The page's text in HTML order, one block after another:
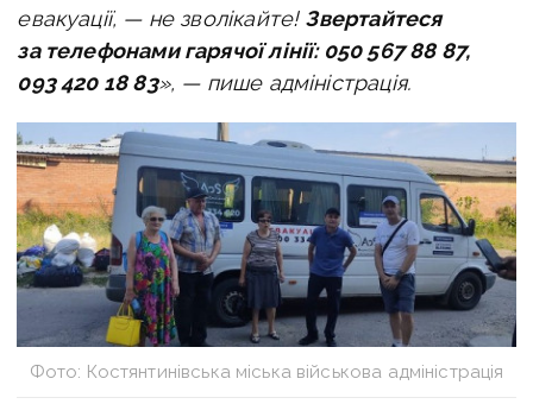
евакуації, — не зволікайте! Звертайтеся
за телефонами гарячої лінії: 050 567 88 87,
093 420 18 83», — пише адміністрація.
Фото: Костянтинівська міська військова адміністрація